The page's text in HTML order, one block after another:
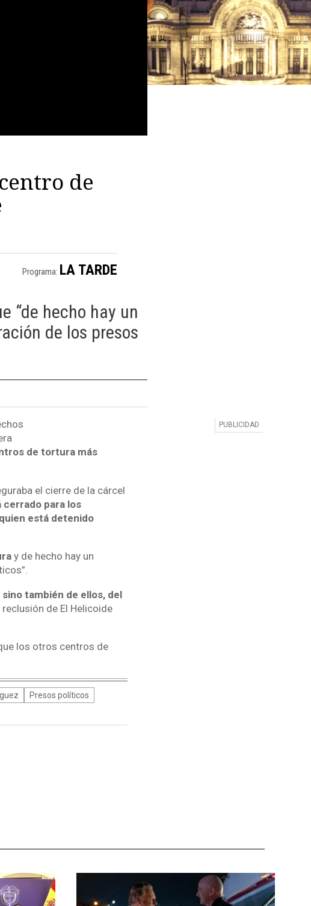
de
Programa: LA TARDE
“de hecho hay un
de los presos
de tortura más
el cierre de la cárcel
cerrado para los
está detenido
y de hecho hay un
también de ellos, del
de El Helicoide
los otros centros de
Presos políticos